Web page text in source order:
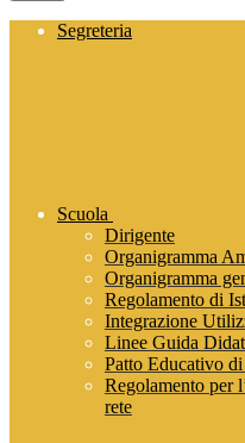
Segreteria
Scuola
Dirigente
Organigramma
Organigramma
Regolamento di
Integrazione
Linee Guida
Patto Educativo
Regolamento per
rete